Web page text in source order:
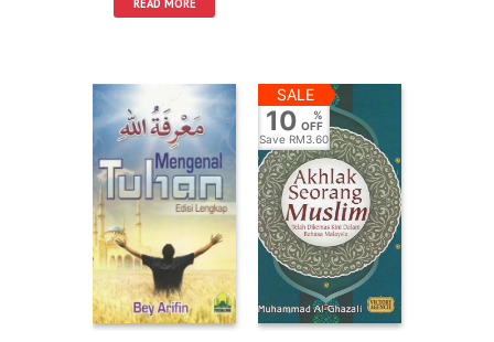
SALE
10
%
OFF
Save RM3.60